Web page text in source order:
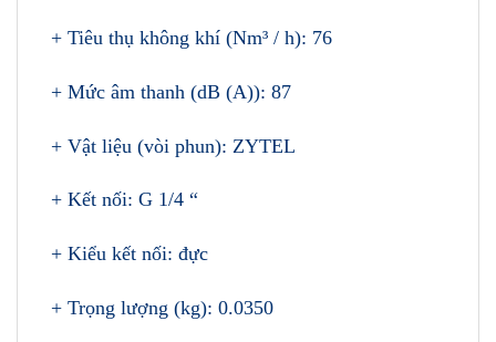
+ Tiêu thụ không khí (Nm³ / h): 76
+ Mức âm thanh (dB (A)): 87
+ Vật liệu (vòi phun): ZYTEL
+ Kết nối: G 1/4 “
+ Kiểu kết nối: đực
+ Trọng lượng (kg): 0.0350